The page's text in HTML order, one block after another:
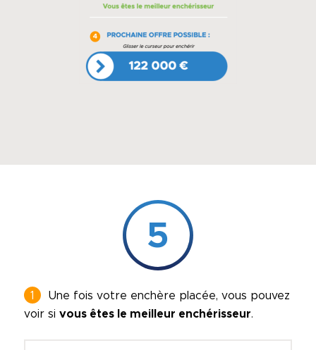
5
Une fois votre enchère placée, vous pouvez
voir si vous êtes le meilleur enchérisseur.